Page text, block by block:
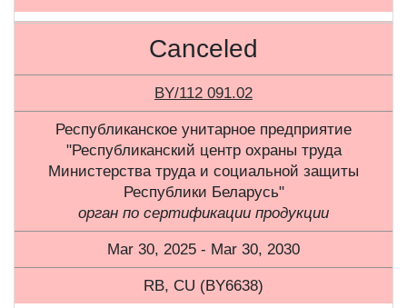
Canceled
BY/112 091.02
Республиканское унитарное предприятие
"Республиканский центр охраны труда
Министерства труда и социальной защиты
Республики Беларусь"
орган по сертификации продукции
Mar 30, 2025 - Mar 30, 2030
RB, CU (BY6638)